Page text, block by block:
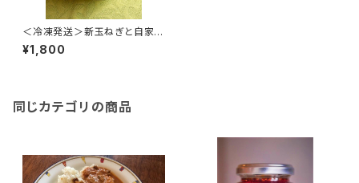
＜冷凍発送＞新玉ねぎと自家製
こめ醬油のスープ 180g×４袋
¥1,800
同じカテゴリの商品